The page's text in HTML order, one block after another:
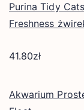
Purina Tidy
Freshness
41.80zł
Akwarium